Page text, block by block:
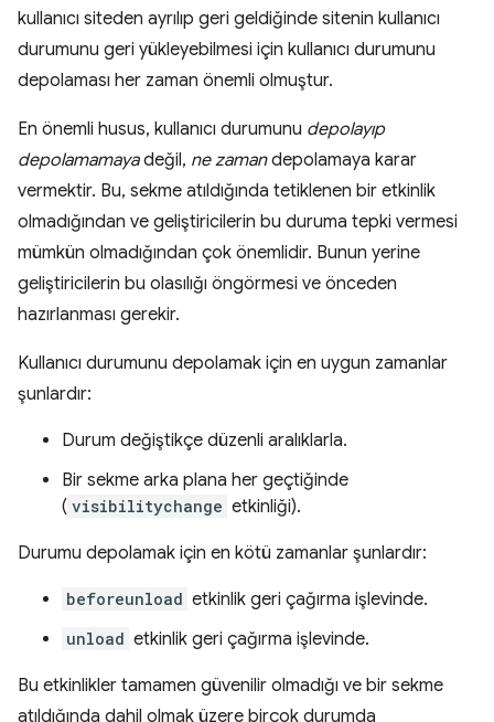
kullanıcı siteden ayrılıp geri geldiğinde sitenin kullanıcı
durumunu geri yükleyebilmesi için kullanıcı durumunu
depolaması her zaman önemli olmuştur.
En önemli husus, kullanıcı durumunu depolayıp
depolamamayadeğil, ne zamandepolamaya karar
vermektir. Bu, sekme atıldığında tetiklenen bir etkinlik
olmadığından ve geliştiricilerin bu duruma tepki vermesi
mümkün olmadığından çok önemlidir. Bunun yerine
geliştiricilerin bu olasılığı öngörmesi ve önceden
hazırlanması gerekir.
Kullanıcı durumunu depolamak için en uygun zamanlar
şunlardır:
Durum değiştikçe düzenli aralıklarla.
Bir sekme arka plana her geçtiğinde
( visibilitychange etkinliği).
Durumu depolamak için en kötü zamanlar şunlardır:
beforeunload etkinlik geri çağırma işlevinde.
unload etkinlik geri çağırma işlevinde.
Bu etkinlikler tamamen güvenilir olmadığı ve bir sekme
atıldığında dahil olmak üzere birçok durumda